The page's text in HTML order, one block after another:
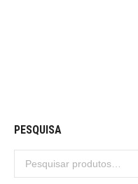
PESQUISA